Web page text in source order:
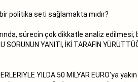
politika seti sağlamakta mıdır?
sürecin çok dikkatle analiz edilmesi,
SORUNUN YANITI, İKİ TARAFIN
YILDA 50 MİLYAR